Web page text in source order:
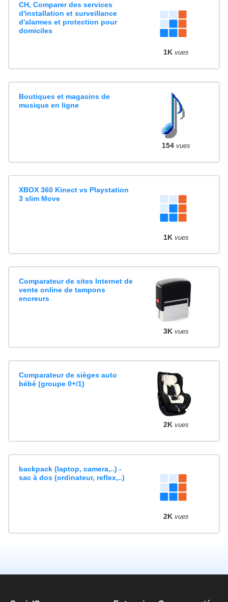
CH, Comparer des services
d'installation et surveillance
d'alarmes et protection pour
domiciles
1K vues
Boutiques et magasins de
musique en ligne
154 vues
XBOX 360 Kinect vs Playstation
3 slim Move
1K vues
Comparateur de sites Internet de
vente online de tampons
encreurs
3K vues
Comparateur de sièges auto
bébé (groupe 0+/1)
2K vues
backpack (laptop, camera,..) -
sac à dos (ordinateur, reflex,..)
2K vues